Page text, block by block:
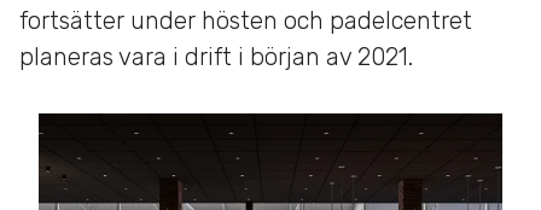
fortsätter under hösten och padelcentret
planeras vara i drift i början av 2021.